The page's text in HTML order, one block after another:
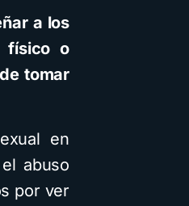
a los
físico o
tomar
en
abuso
por ver
guía PDF
4 minutos de lectura